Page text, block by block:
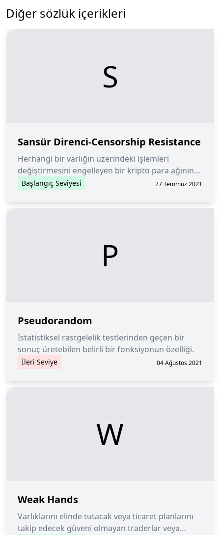
Diğer sözlük içerikleri
S
Sansür Direnci-Censorship Resistance
Herhangi bir varlığın üzerindeki işlemleri
değiştirmesini engelleyen bir kripto para ağının
özelliği.
Başlangıç Seviyesi 27 Temmuz 2021
P
Pseudorandom
İstatistiksel rastgelelik testlerinden geçen bir
sonuç üretebilen belirli bir fonksiyonun özelliği.
İleri Seviye 04 Ağustos 2021
W
Weak Hands
Varlıklarını elinde tutacak veya ticaret planlarını
takip edecek güveni olmayan traderlar veya